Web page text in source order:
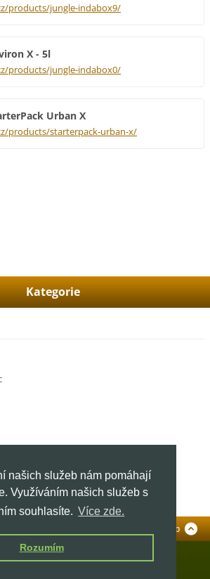
našich služeb nám pomáhají
Využíváním našich služeb s
souhlasíte. Více zde.
Rozumím
products/jungle-indabox9/
X - 5l
products/jungle-indabox0/
Urban X
products/starterpack-urban-x/
Kategorie
To Top
Všechna práva vyhrazena.